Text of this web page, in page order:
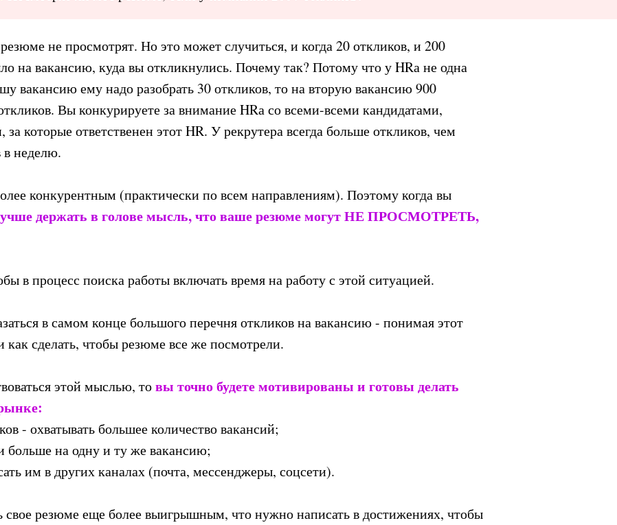
не просмотрят. Но это может случиться, и когда 20 откликов, и 200
на вакансию, куда вы откликнулись. Почему так? Потому что у HRа не одна
вакансию ему надо разобрать 30 откликов, то на вторую вакансию 900
Вы конкурируете за внимание HRа со всеми-всеми кандидатами,
за которые ответственен этот HR. У рекрутера всегда больше откликов, чем
в неделю.
конкурентным (практически по всем направлениям). Поэтому когда вы
держать в голове мысль, что ваше резюме могут НЕ ПРОСМОТРЕТЬ,
в процесс поиска работы включать время на работу с этой ситуацией.
в самом конце большого перечня откликов на вакансию - понимая этот
как сделать, чтобы резюме все же посмотрели.
этой мыслью, товы точно будете мотивированы и готовы делать
- охватывать большее количество вакансий;
больше на одну и ту же вакансию;
им в других каналах (почта, мессенджеры, соцсети).
свое резюме еще более выигрышным, что нужно написать в достижениях, чтобы